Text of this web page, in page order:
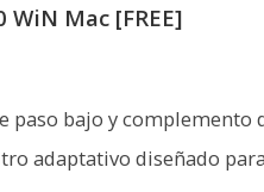
Mac [FREE]
paso bajo y complemento
adaptativo diseñado